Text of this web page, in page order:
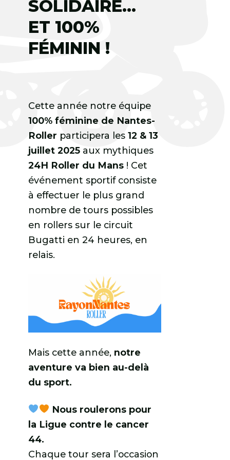
SOLIDAIRE…
ET 100%
FÉMININ !
Cette année notre équipe
100% féminine de Nantes-
Roller participera les 12 & 13
juillet 2025aux mythiques
24H Roller du Mans! Cet
événement sportif consiste
à effectuer le plus grand
nombre de tours possibles
en rollers sur le circuit
Bugatti en 24 heures, en
relais.
Mais cette année, notre
aventure va bien au-delà
du sport.
Nous roulerons pour
la Ligue contre le cancer
44.
Chaque tour sera l’occasion